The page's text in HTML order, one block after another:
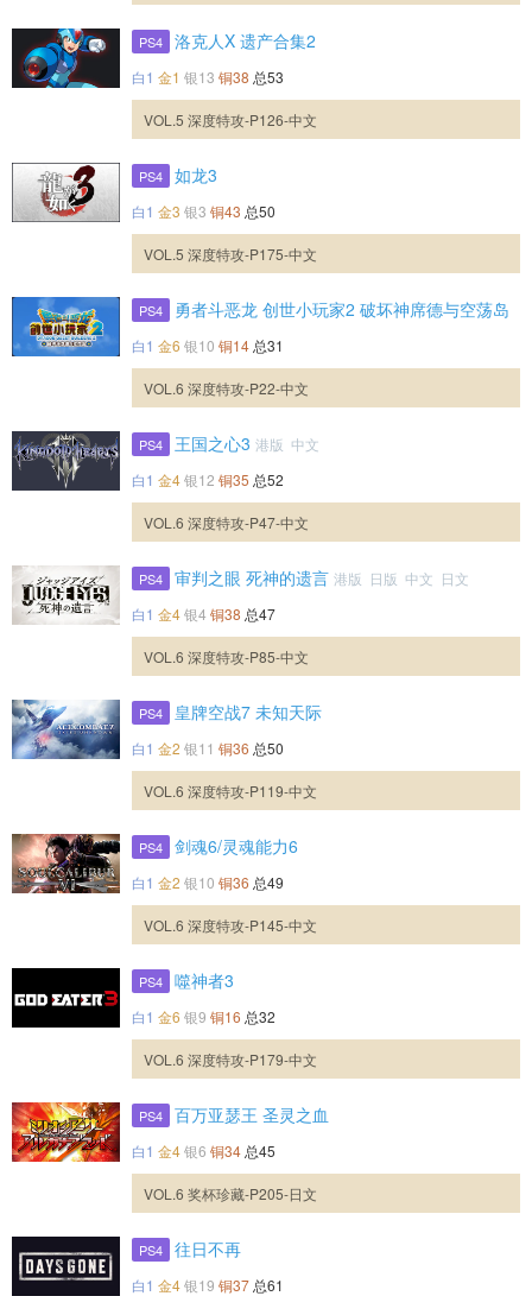
PS4 洛克人X 遗产合集2
白1 金1 银13 铜38 总53
VOL.5 深度特攻-P126-中文
PS4 如龙3
白1 金3 银3 铜43 总50
VOL.5 深度特攻-P175-中文
PS4 勇者斗恶龙 创世小玩家2 破坏神席德与空荡岛
白1 金6 银10 铜14 总31
VOL.6 深度特攻-P22-中文
PS4 王国之心3 港版 中文
白1 金4银12 铜35 总52
VOL.6 深度特攻-P47-中文
PS4 审判之眼 死神的遗言 港版 日版 中文 日文
白1 金4银4 铜38 总47
VOL.6 深度特攻-P85-中文
PS4 皇牌空战7 未知天际
白1 金2 银11 铜36 总50
VOL.6 深度特攻-P119-中文
PS4 剑魂6/灵魂能力6
白1 金2 银10 铜36 总49
VOL.6 深度特攻-P145-中文
PS4 噬神者3
白1 金6 银9 铜16 总32
VOL.6 深度特攻-P179-中文
PS4 百万亚瑟王 圣灵之血
白1 金4银6 铜34 总45
VOL.6 奖杯珍藏-P205-日文
PS4 往日不再
白1 金4银19 铜37 总61